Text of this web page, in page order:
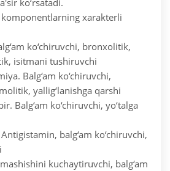
ko‘rsatadi.
xarakterli
ko‘chiruvchi, bronxolitik,
isitmani tushiruvchi
Balg‘am ko‘chiruvchi,
yallig‘lanishga qarshi
Balg‘am ko‘chiruvchi, yo‘talga
balg‘am ko‘chiruvchi,
kuchaytiruvchi, balg‘am